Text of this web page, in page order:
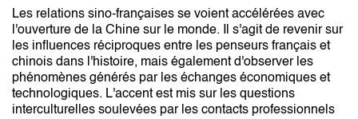
Les relations sino-françaises se voient accélérées avec
l'ouverture de la Chine sur le monde. Il s'agit de revenir sur
les influences réciproques entre les penseurs français et
chinois dans l'histoire, mais également d'observer les
phénomènes générés par les échanges économiques et
technologiques. L'accent est mis sur les questions
interculturelles soulevées par les contacts professionnels